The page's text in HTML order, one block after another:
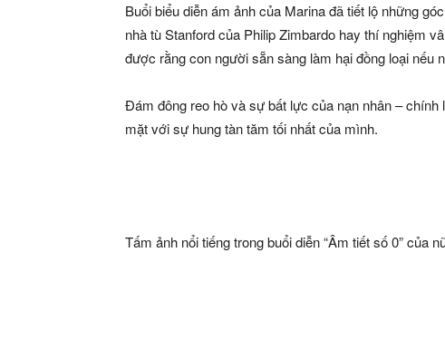
Buổi biểu diễn ám ảnh của Marina đã tiết lộ những
nhà tù Stanford của Philip Zimbardo hay thí nghiệm
được rằng con người sẵn sàng làm hại đồng loại nếu
Đám đông reo hò và sự bất lực của nạn nhân –
mặt với sự hung tàn tăm tối nhất của mình.
Tấm ảnh nổi tiếng trong buổi diễn “Âm tiết số 0” của